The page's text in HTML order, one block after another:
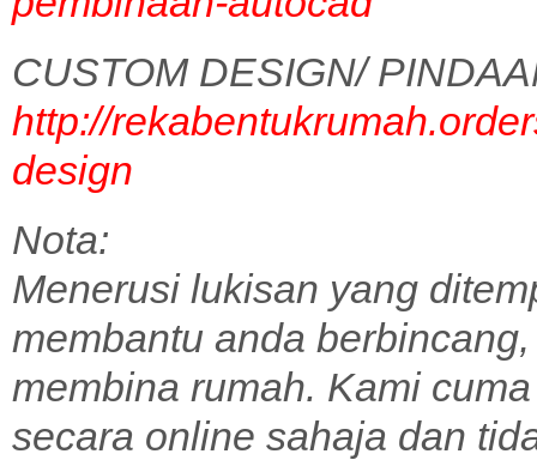
CUSTOM DESIGN/
http://
design
Nota:
Menerusi lukisan yang
membantu anda
membina rumah. Kami
secara online sahaja dan